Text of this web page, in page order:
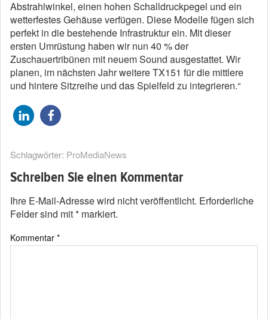
Abstrahlwinkel, einen hohen Schalldruckpegel und ein
wetterfestes Gehäuse verfügen. Diese Modelle fügen sich
perfekt in die bestehende Infrastruktur ein. Mit dieser
ersten Umrüstung haben wir nun 40 % der
Zuschauertribünen mit neuem Sound ausgestattet. Wir
planen, im nächsten Jahr weitere TX151 für die mittlere
und hintere Sitzreihe und das Spielfeld zu integrieren.“
Schlagwörter: ProMediaNews
Schreiben Sie einen Kommentar
Ihre E-Mail-Adresse wird nicht veröffentlicht. Erforderliche
Felder sind mit* markiert.
Kommentar *